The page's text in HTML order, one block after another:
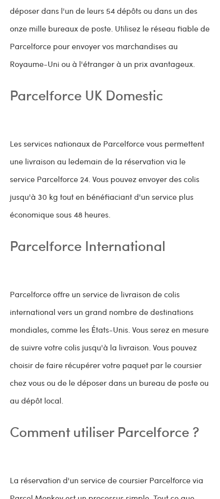
déposer dans l'un de leurs 54 dépôts ou dans un des
onze mille bureaux de poste. Utilisez le réseau fiable de
Parcelforce pour envoyer vos marchandises au
Royaume-Uni ou à l'étranger à un prix avantageux.
Parcelforce UK Domestic
Les services nationaux de Parcelforce vous permettent
une livraison au ledemain de la réservation via le
service Parcelforce 24. Vous pouvez envoyer des colis
jusqu'à 30 kg tout en bénéfiaciant d'un service plus
économique sous 48 heures.
Parcelforce International
Parcelforce offre un service de livraison de colis
international vers un grand nombre de destinations
mondiales, comme les États-Unis. Vous serez en mesure
de suivre votre colis jusqu'à la livraison. Vous pouvez
choisir de faire récupérer votre paquet par le coursier
chez vous ou de le déposer dans un bureau de poste ou
au dépôt local.
Comment utiliser Parcelforce ?
La réservation d'un service de coursier Parcelforce via